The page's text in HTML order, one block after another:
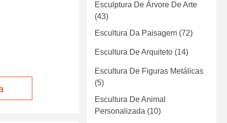
Esculptura De Árvore De Arte
(43)
Escultura Da Paisagem (72)
Escultura De Arquiteto (14)
Escultura De Figuras Metálicas
(5)
Escultura De Animal
Personalizada (10)